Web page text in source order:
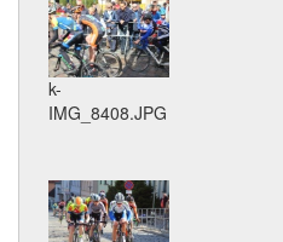
k-
IMG_8408.JPG